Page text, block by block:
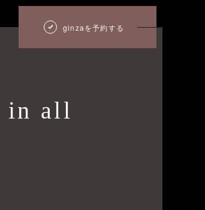
ginzaを予約する
in all